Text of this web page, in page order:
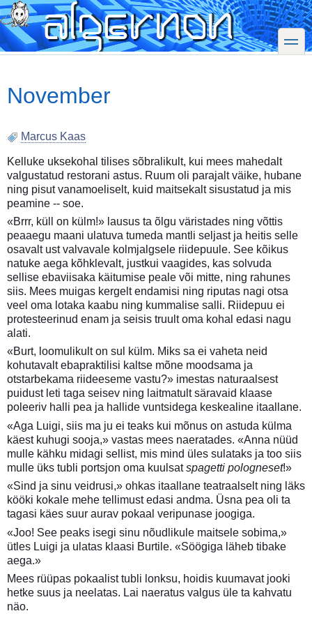
Skip
to
main
content
toggle
November
Marcus Kaas
Kelluke uksekohal tilises sõbralikult, kui mees mahedalt
valgustatud restorani astus. Ruum oli parajalt väike, hubane
ning pisut vanamoeliselt, kuid maitsekalt sisustatud ja mis
peamine -- soe.
«Brrr, küll on külm!» lausus ta õlgu väristades ning võttis
peaaegu maani ulatuva tumeda mantli seljast ja heitis selle
osavalt ust valvavale kolmjalgsele riidepuule. See kõikus
natuke aega kõhklevalt, justkui vaagides, kas solvuda
sellise ebaviisaka käitumise peale või mitte, ning rahunes
siis. Mees muigas kergelt endamisi ning riputas nagi otsa
veel oma lotaka kaabu ning kummalise salli. Riidepuu ei
protesteerinud enam ja seisis truult oma kohal edasi nagu
alati.
«Burt, loomulikult on sul külm. Miks sa ei vaheta neid
kohutavalt ebapraktilisi kaltse mõne moodsama ja
otstarbekama riideeseme vastu?» imestas naturaalsest
puidust leti taga seisev ning laitmatult säravaid klaase
poleeriv halli pea ja hallide vuntsidega keskealine itaallane.
«Aga Luigi, siis ma ju ei teaks kui mõnus on astuda külma
käest kuhugi sooja,» vastas mees naeratades. «Anna nüüd
mulle kähku midagi sellist, mis mind üles sulataks ja too siis
mulle üks tubli portsjon oma kuulsatspagetti pologneset!»
«Sind ja sinu veidrusi,» ohkas itaallane teatraalselt ning läks
kööki kokale mehe tellimust edasi andma. Üsna pea oli ta
tagasi käes suur aurav pokaal veripunase joogiga.
«Joo! See peaks isegi sinu nõudlikule maitsele sobima,»
ütles Luigi ja ulatas klaasi Burtile. «Söögiga läheb tibake
aega.»
Mees rüüpas pokaalist tubli lonksu, hoidis kuumavat jooki
hetke suus ja neelatas. Lai naeratus valgus üle ta kahvatu
näo.